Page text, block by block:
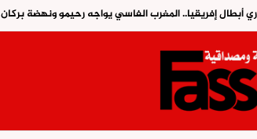
أبطال إفريقيا.. المغرب الفاسي يواجه رحيمو ونهضة بركان